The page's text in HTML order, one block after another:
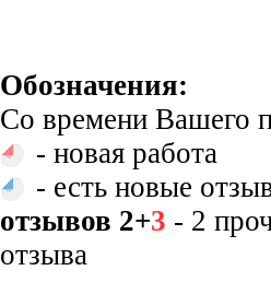
Обозначения:
Со времени Вашего
- новая работа
- есть новые
отзывов 2+3 - 2
отзыва